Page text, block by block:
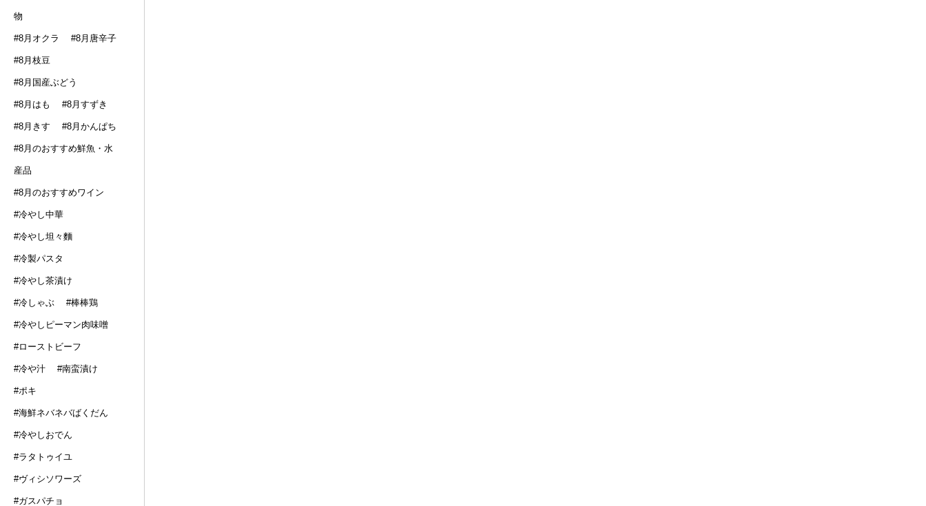
物
#8月オクラ #8月唐辛子
#8月枝豆
#8月国産ぶどう
#8月はも #8月すずき
#8月きす #8月かんぱち
#8月のおすすめ鮮魚・水
産品
#8月のおすすめワイン
#冷やし中華
#冷やし坦々麵
#冷製パスタ
#冷やし茶漬け
#冷しゃぶ #棒棒鶏
#冷やしピーマン肉味噌
#ローストビーフ
#冷や汁 #南蛮漬け
#ポキ
#海鮮ネバネバばくだん
#冷やしおでん
#ラタトゥイユ
#ヴィシソワーズ
#ガスパチョ